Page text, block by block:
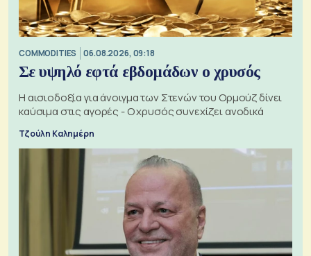
COMMODITIES 06.08.2026, 09:18
Σε υψηλό εφτά εβδομάδων ο χρυσός
Η αισιοδοξία για άνοιγμα των Στενών του Ορμούζ δίνει
καύσιμα στις αγορές - Ο χρυσός συνεχίζει ανοδικά
Τζούλη Καλημέρη